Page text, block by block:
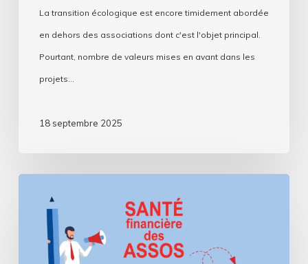
transition
écologique
La transition écologique est encore timidement abordée
en dehors des associations dont c'est l'objet principal.
Pourtant, nombre de valeurs mises en avant dans les
projets…
18 septembre 2025
comment